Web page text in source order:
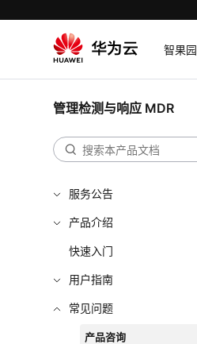
智果园
管理检测与响应 MDR
服务公告
产品介绍
快速入门
用户指南
常见问题
产品咨询